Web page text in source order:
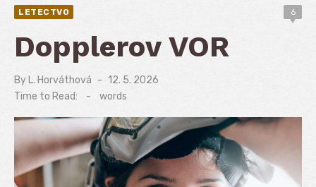
LETECTVO 6
Dopplerov VOR
By L. Horváthová
Posted
on
12. 5. 2026
Time to Read:
- words